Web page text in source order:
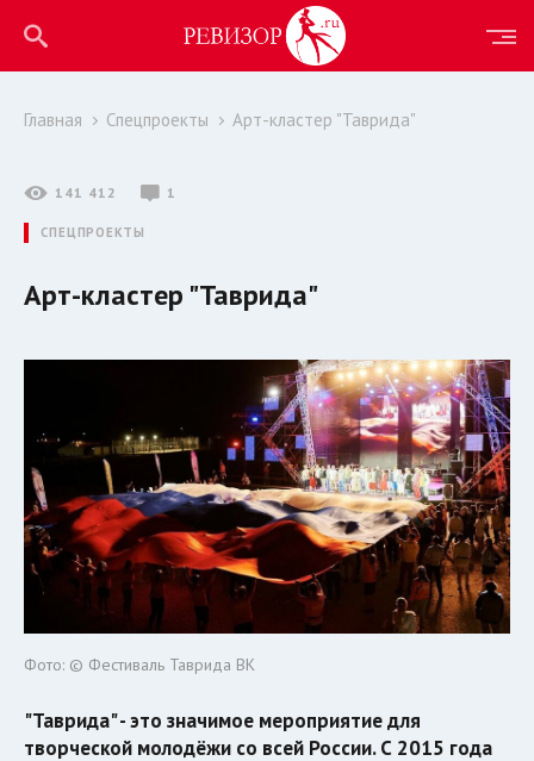
Главная Спецпроекты Арт-кластер "Таврида"
141 412 1
СПЕЦПРОЕКТЫ
Арт-кластер "Таврида"
Фото: © Фестиваль Таврида ВК
"Таврида" - это значимое мероприятие для
творческой молодёжи со всей России. С 2015 года